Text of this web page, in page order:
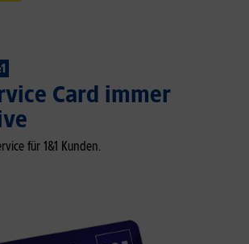
Card immer
für 1&1 Kunden.